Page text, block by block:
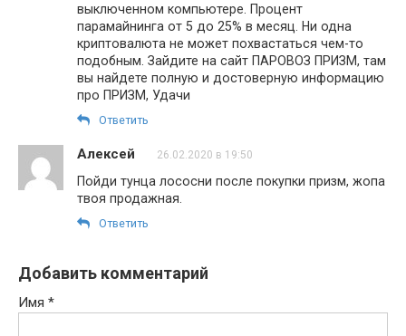
выключенном компьютере. Процент
парамайнинга от 5 до 25% в месяц. Ни одна
криптовалюта не может похвастаться чем-то
подобным. Зайдите на сайт ПАРОВОЗ ПРИЗМ, там
вы найдете полную и достоверную информацию
про ПРИЗМ, Удачи
Ответить
Алексей 26.02.2020 в 19:50
Пойди тунца лососни после покупки призм, жопа
твоя продажная.
Ответить
Добавить комментарий
Имя *